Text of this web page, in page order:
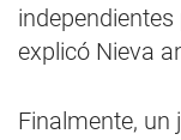
explicó Nieva
Finalmente, un